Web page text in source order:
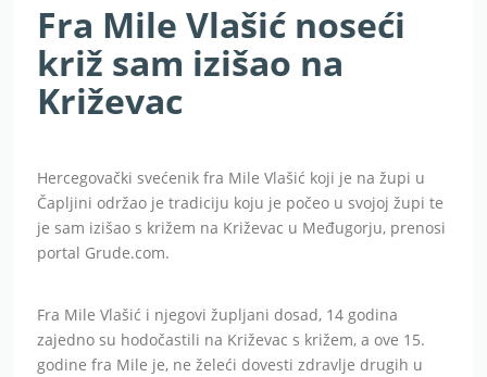
Fra Mile Vlašić noseći
križ sam izišao na
Križevac
Hercegovački svećenik fra Mile Vlašić koji je na župi u
Čapljini održao je tradiciju koju je počeo u svojoj župi te
je sam izišao s križem na Križevac u Međugorju, prenosi
portal Grude.com.
Fra Mile Vlašić i njegovi župljani dosad, 14 godina
zajedno su hodočastili na Križevac s križem, a ove 15.
godine fra Mile je, ne želeći dovesti zdravlje drugih u